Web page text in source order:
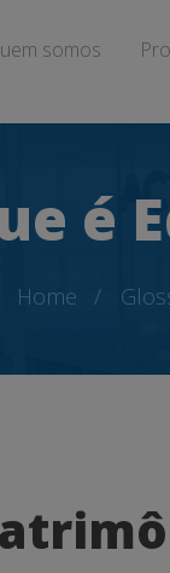
somos
é
Home